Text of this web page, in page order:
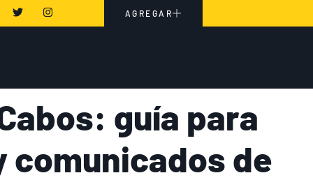
AGREGAR
guía para
comunicados de